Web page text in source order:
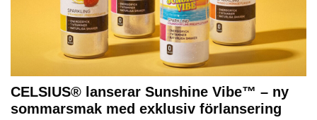
CELSIUS® lanserar Sunshine Vibe™ – ny
sommarsmak med exklusiv förlansering